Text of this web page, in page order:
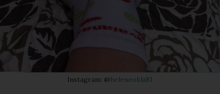
Instagram: @heleneokla81